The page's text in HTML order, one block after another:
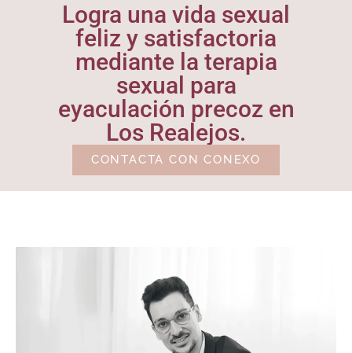
Logra una vida sexual
feliz y satisfactoria
mediante la terapia
sexual para
eyaculación precoz en
Los Realejos.
CONTACTA CON CONEXO